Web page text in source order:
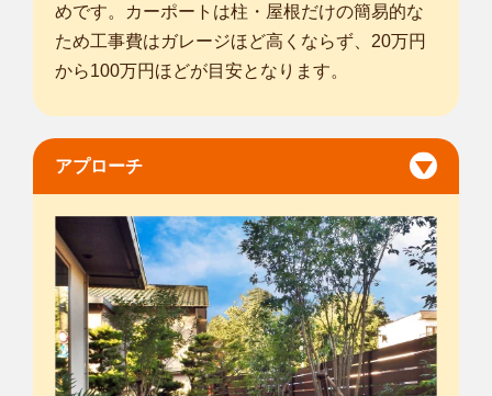
めです。カーポートは柱・屋根だけの簡易的な
ため工事費はガレージほど高くならず、20万円
から100万円ほどが目安となります。
アプローチ